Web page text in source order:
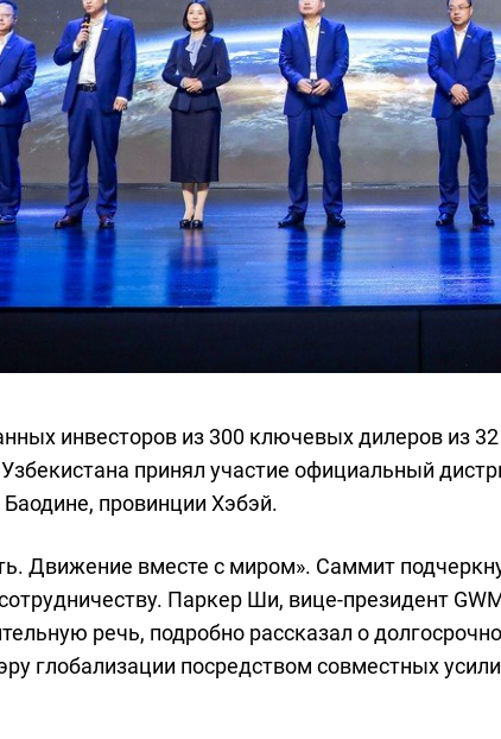
инвесторов из 300 ключевых дилеров из
принял участие официальный
провинции Хэбэй.
Движение вместе с миром». Саммит
Паркер Ши, вице-президент
речь, подробно рассказал о
глобализации посредством совместных